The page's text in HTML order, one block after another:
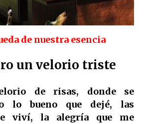
de nuestra esencia
un velorio triste
de risas, donde se
lo bueno que dejé, las
viví, la alegría que me